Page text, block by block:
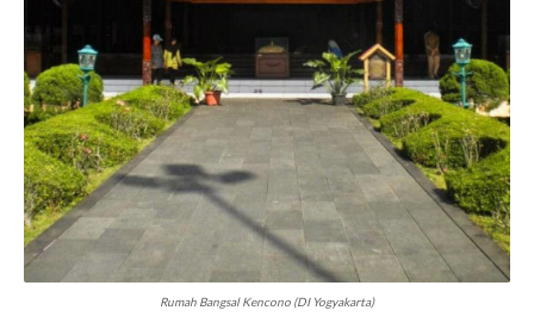
Rumah Bangsal Kencono (DI Yogyakarta)